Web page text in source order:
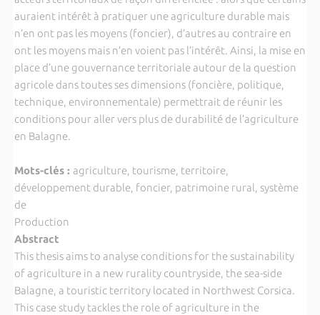
auraient intérêt à pratiquer une agriculture durable mais
n’en ont pas les moyens (foncier), d’autres au contraire en
ont les moyens mais n’en voient pas l’intérêt. Ainsi, la mise en
place d’une gouvernance territoriale autour de la question
agricole dans toutes ses dimensions (foncière, politique,
technique, environnementale) permettrait de réunir les
conditions pour aller vers plus de durabilité de l’agriculture
en Balagne.
Mots-clés : agriculture, tourisme, territoire,
développement durable, foncier, patrimoine rural, système
de
Production
Abstract
This thesis aims to analyse conditions for the sustainability
of agriculture in a new rurality countryside, the sea-side
Balagne, a touristic territory located in Northwest Corsica.
This case study tackles the role of agriculture in the